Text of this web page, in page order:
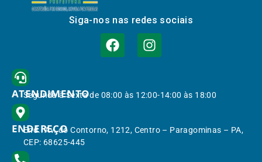
Siga-nos nas redes sociais
ATENDIMENTO
Segunda à Sexta de 08:00 às 12:00-14:00 às 18:00
ENDEREÇO
End.: Av. do Contorno, 1212, Centro – Paragominas – PA,
CEP: 68625-445